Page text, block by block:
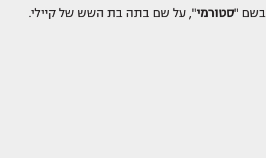
בשם "סטורמי", על שם בתה בת השש של קיילי.